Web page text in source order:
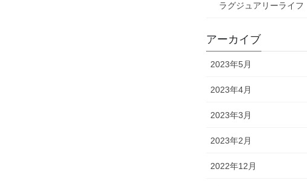
ラグジュアリーライフ
アーカイブ
2023年5月
2023年4月
2023年3月
2023年2月
2022年12月